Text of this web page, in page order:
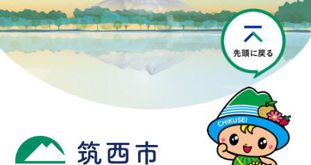
筑西市